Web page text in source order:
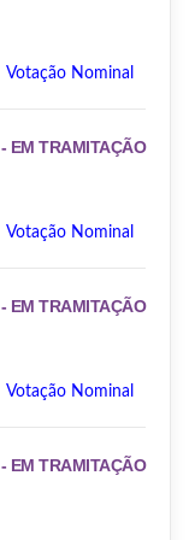
Votação Nominal
- EM TRAMITAÇÃO
Votação Nominal
- EM TRAMITAÇÃO
Votação Nominal
- EM TRAMITAÇÃO